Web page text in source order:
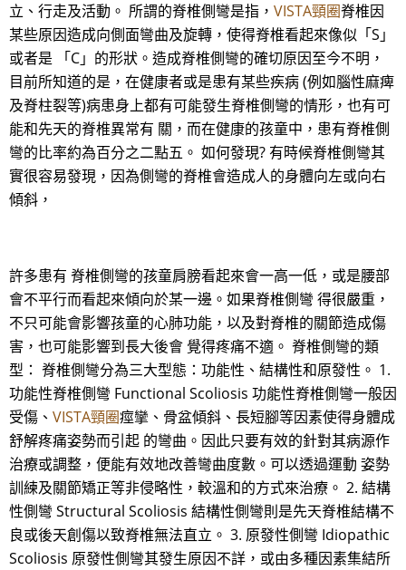
立、行走及活動。 所謂的脊椎側彎是指， VISTA頸圈脊椎因
某些原因造成向側面彎曲及旋轉，使得脊椎看起來像似「S」
或者是 「C」的形狀。造成脊椎側彎的確切原因至今不明，
目前所知道的是，在健康者或是患有某些疾病 (例如腦性麻痺
及脊柱裂等)病患身上都有可能發生脊椎側彎的情形，也有可
能和先天的脊椎異常有 關，而在健康的孩童中，患有脊椎側
彎的比率約為百分之二點五。 如何發現? 有時候脊椎側彎其
實很容易發現，因為側彎的脊椎會造成人的身體向左或向右
傾斜，
許多患有 脊椎側彎的孩童肩膀看起來會一高一低，或是腰部
會不平行而看起來傾向於某一邊。如果脊椎側彎 得很嚴重，
不只可能會影響孩童的心肺功能，以及對脊椎的關節造成傷
害，也可能影響到長大後會 覺得疼痛不適。 脊椎側彎的類
型： 脊椎側彎分為三大型態：功能性、結構性和原發性。 1.
功能性脊椎側彎 Functional Scoliosis 功能性脊椎側彎一般因
受傷、 VISTA頸圈痙攣、骨盆傾斜、長短腳等因素使得身體成
舒解疼痛姿勢而引起 的彎曲。因此只要有效的針對其病源作
治療或調整，便能有效地改善彎曲度數。可以透過運動 姿勢
訓練及關節矯正等非侵略性，較溫和的方式來治療。 2. 結構
性側彎 Structural Scoliosis 結構性側彎則是先天脊椎結構不
良或後天創傷以致脊椎無法直立。 3. 原發性側彎 Idiopathic
Scoliosis 原發性側彎其發生原因不詳，或由多種因素集結所